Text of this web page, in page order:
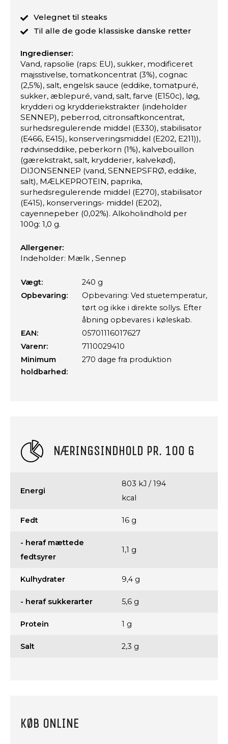
NÆRINGSINDHOLD PR. 100 G
Energi
803 kJ / 194
kcal
Fedt 16 g
- heraf mættede
fedtsyrer
1,1 g
Kulhydrater 9,4 g
- heraf sukkerarter 5,6 g
Protein 1 g
Salt 2,3 g
Velegnet til steaks
Til alle de gode klassiske danske retter
Ingredienser:
Vand, rapsolie (raps: EU), sukker, modificeret
majsstivelse, tomatkoncentrat (3%), cognac
(2,5%), salt, engelsk sauce (eddike, tomatpuré,
sukker, æblepuré, vand, salt, farve (E150c), løg,
krydderi og krydderiekstrakter (indeholder
SENNEP), peberrod, citronsaftkoncentrat,
surhedsregulerende middel (E330), stabilisator
(E466, E415), konserveringsmiddel (E202, E211)),
rødvinseddike, peberkorn (1%), kalvebouillon
(gærekstrakt, salt, krydderier, kalvekød),
DIJONSENNEP (vand, SENNEPSFRØ, eddike,
salt), MÆLKEPROTEIN, paprika,
surhedsregulerende middel (E270), stabilisator
(E415), konserverings- middel (E202),
cayennepeber (0,02%). Alkoholindhold per
100g: 1,0 g.
Allergener:
Indeholder: Mælk , Sennep
Vægt:
240 g
Opbevaring:
Opbevaring: Ved stuetemperatur,
tørt og ikke i direkte sollys. Efter
åbning opbevares i køleskab.
EAN:
05701116017627
Varenr:
7110029410
Minimum
holdbarhed:
270 dage fra produktion
KØB ONLINE